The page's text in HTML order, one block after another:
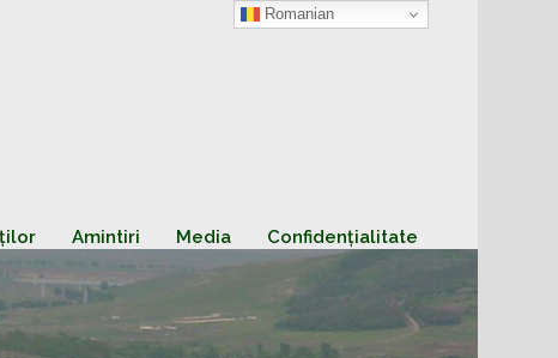
Amintiri Media Confidențialitate
Romanian